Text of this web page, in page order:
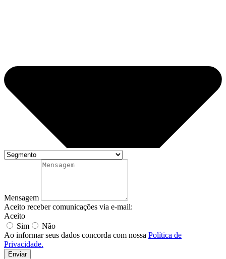
Mensagem
Aceito receber comunicações via e-mail:
Aceito
Sim
Não
Ao informar seus dados concorda com nossa Política de
Privacidade.
Enviar